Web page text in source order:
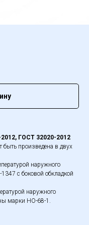
ГОСТ 32020-2012
произведена в двух
наружного
с боковой обкладкой
наружного
марки НО-68-1.